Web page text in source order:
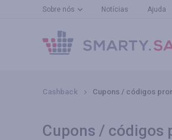
Sobre nós Notícias Ajuda
Cashback Cupons / códigos
Cupons / códigos